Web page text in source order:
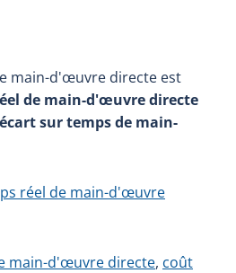
main-d'œuvre directe est
de main-d'œuvre directe
écart sur temps de main-
réel de main-d'œuvre
main-d'œuvre directe, coût